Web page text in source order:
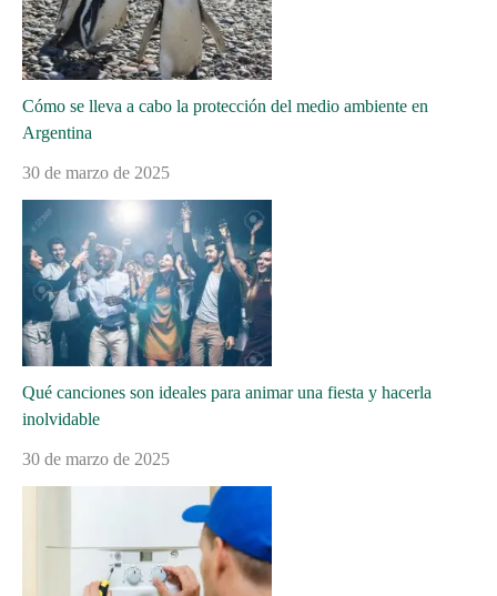
Cómo se lleva a cabo la protección del medio ambiente en
Argentina
30 de marzo de 2025
Qué canciones son ideales para animar una fiesta y hacerla
inolvidable
30 de marzo de 2025